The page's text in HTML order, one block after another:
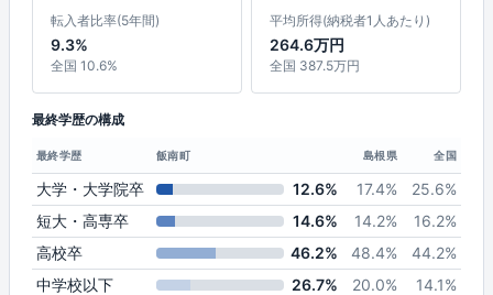
転入者比率(5年間)
9.3%
全国 10.6%
平均所得(納税者1人あたり)
264.6万円
全国 387.5万円
最終学歴の構成
最終学歴 飯南町 島根県 全国
大学・大学院卒 12.6% 17.4%
25.6%
短大・高専卒
14.6% 14.2%
16.2%
高校卒
46.2% 48.4%
44.2%
中学校以下
26.7% 20.0% 14.1%